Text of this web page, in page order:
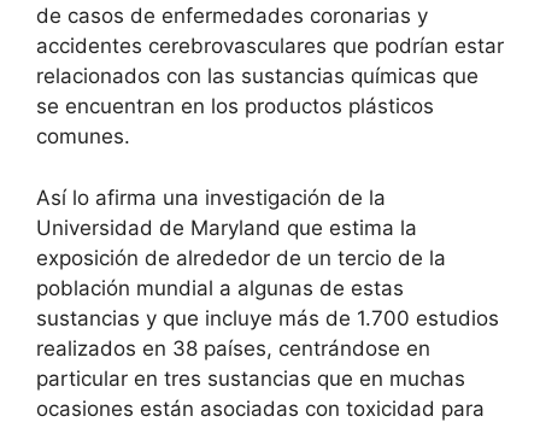
de casos de enfermedades coronarias y
accidentes cerebrovasculares que podrían estar
relacionados con las sustancias químicas que
se encuentran en los productos plásticos
comunes.
Así lo afirma una investigación de la
Universidad de Maryland que estima la
exposición de alrededor de un tercio de la
población mundial a algunas de estas
sustancias y que incluye más de 1.700 estudios
realizados en 38 países, centrándose en
particular en tres sustancias que en muchas
ocasiones están asociadas con toxicidad para